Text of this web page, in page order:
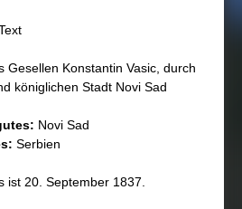
Gesellen Konstantin Vasic, durch
königlichen Stadt Novi Sad
Novi Sad
Serbien
ist 20. September 1837.